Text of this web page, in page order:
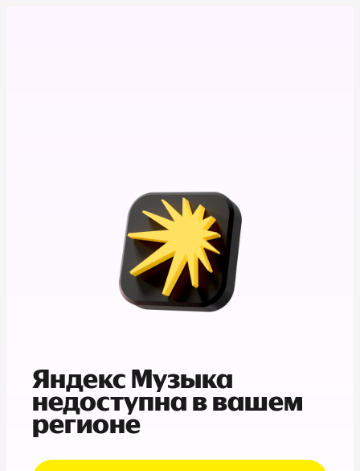
Яндекс Музыка
недоступна в вашем
регионе